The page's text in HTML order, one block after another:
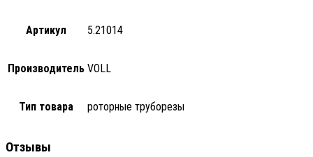
Артикул 5.21014
Производитель VOLL
Тип товара роторные труборезы
Отзывы